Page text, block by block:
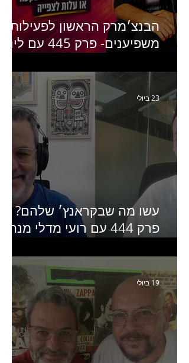
הבנצ׳מרק הראשון לפעילות
משפיענים- פרק 445 עם לינוי
Humanz ישראל
עשו מה שבקראנץ׳ שלהם?
פרק 444 עם רועי מדלי מנהל
האחרון של קראנץ׳
23 ביולי
19 ביולי